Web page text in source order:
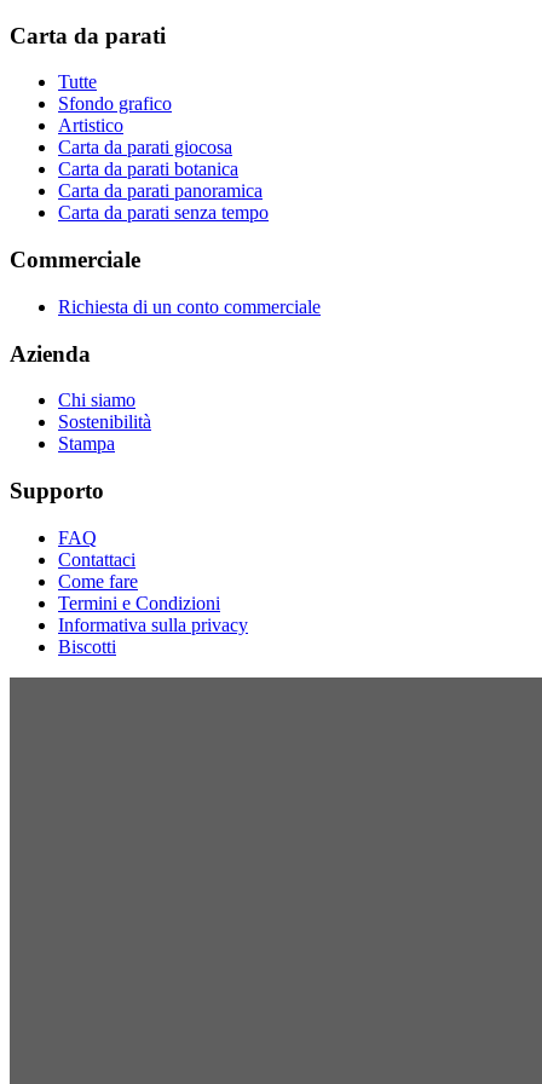
Carta da parati
Tutte
Sfondo grafico
Artistico
Carta da parati giocosa
Carta da parati botanica
Carta da parati panoramica
Carta da parati senza tempo
Commerciale
Richiesta di un conto commerciale
Azienda
Chi siamo
Sostenibilità
Stampa
Supporto
FAQ
Contattaci
Come fare
Termini e Condizioni
Informativa sulla privacy
Biscotti